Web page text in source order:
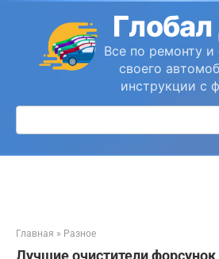
контенту
Все по ремонту
своего
инструкции с
Поиск:
Главная » Разное
Лучшие очистители